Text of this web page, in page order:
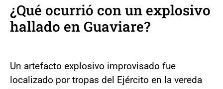
¿Qué ocurrió con un explosivo
hallado en Guaviare?
Un artefacto explosivo improvisado fue
localizado por tropas del Ejército en la vereda